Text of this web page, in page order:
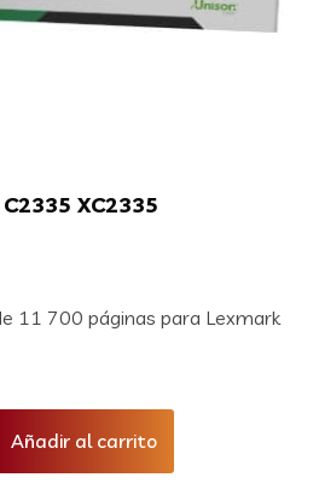
XC2335
11 700 páginas para Lexmark
Añadir al carrito